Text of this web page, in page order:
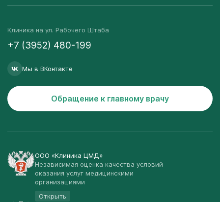
Клиника на ул. Рабочего Штаба
+7 (3952) 480-199
Мы в ВКонтакте
Обращение к главному врачу
ООО «Клиника ЦМД»
Независимая оценка качества условий
оказания услуг медицинскими
организациями
Открыть